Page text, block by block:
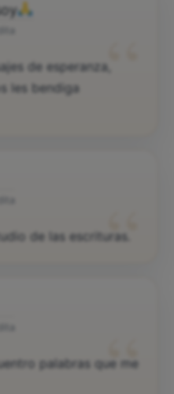
“
de esperanza,
les bendiga
“
de las escrituras.
“
palabras que me